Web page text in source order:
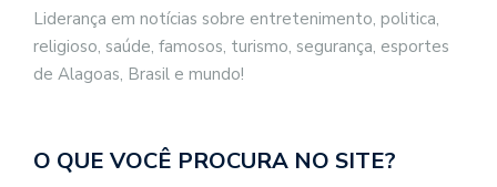
Liderança em notícias sobre entretenimento, politica,
religioso, saúde, famosos, turismo, segurança, esportes
de Alagoas, Brasil e mundo!
O QUE VOCÊ PROCURA NO SITE?